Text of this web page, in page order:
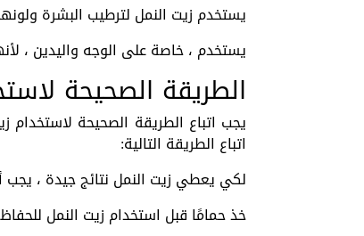
يستخدم زيت النمل لترطيب البشرة
يستخدم ، خاصة على الوجه واليدين
الطريقة الصحيحة
يجب اتباع الطريقة الصحيحة
اتباع الطريقة التالية:
لكي يعطي زيت النمل نتائج جيدة ، يجب
خذ حمامًا قبل استخدام زيت النمل